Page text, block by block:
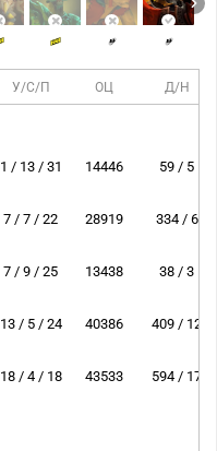
У/С/П ОЦ Д/Н
1 / 13 / 31 14446 59 / 5
7 / 7 / 22 28919 334 / 6
7 / 9 / 25 13438 38 / 3
13 / 5 / 24 40386 409 / 12
18 / 4 / 18 43533 594 / 17